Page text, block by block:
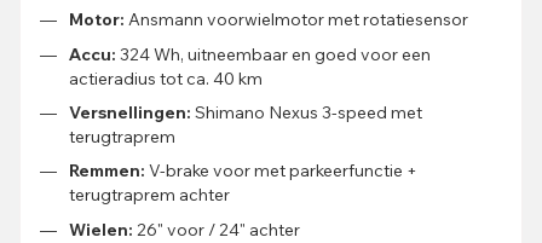
Motor: Ansmann voorwielmotor met rotatiesensor
Accu: 324 Wh, uitneembaar en goed voor een
actieradius tot ca. 40 km
Versnellingen: Shimano Nexus 3-speed met
terugtraprem
Remmen: V-brake voor met parkeerfunctie +
terugtraprem achter
Wielen: 26" voor / 24" achter